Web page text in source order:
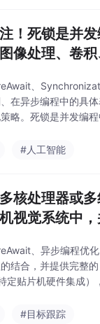
！死锁是并
像处理、卷
、
在异步编程中的
略。死锁是并发编
#人工智能
核处理器或
视觉系统中
、异步编程优
结合，并提供完整
定贴片机硬件集成
#目标跟踪